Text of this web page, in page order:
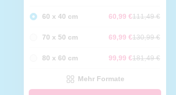
60 x 40 cm 60,99 €111,49 €
70 x 50 cm 69,99 €130,99 €
80 x 60 cm 99,99 €181,49 €
Mehr Formate